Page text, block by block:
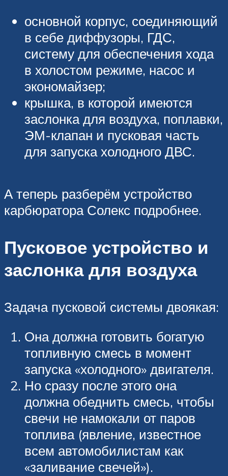
основной корпус, соединяющий
в себе диффузоры, ГДС,
систему для обеспечения хода
в холостом режиме, насос и
экономайзер;
крышка, в которой имеются
заслонка для воздуха, поплавки,
ЭМ-клапан и пусковая часть
для запуска холодного ДВС.
А теперь разберём устройство
карбюратора Солекс подробнее.
Пусковое устройство и
заслонка для воздуха
Задача пусковой системы двоякая:
Она должна готовить богатую
топливную смесь в момент
запуска «холодного» двигателя.
Но сразу после этого она
должна обеднить смесь, чтобы
свечи не намокали от паров
топлива (явление, известное
всем автомобилистам как
«заливание свечей»).